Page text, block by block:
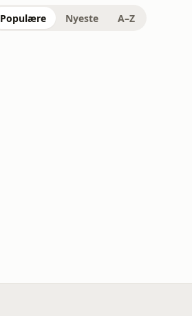
Populære Nyeste A–Z